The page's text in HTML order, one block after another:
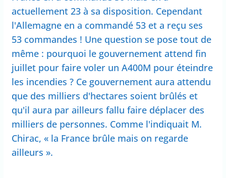
actuellement 23 à sa disposition. Cependant
l'Allemagne en a commandé 53 et a reçu ses
53 commandes ! Une question se pose tout de
même : pourquoi le gouvernement attend fin
juillet pour faire voler un A400M pour éteindre
les incendies ? Ce gouvernement aura attendu
que des milliers d'hectares soient brûlés et
qu'il aura par ailleurs fallu faire déplacer des
milliers de personnes. Comme l'indiquait M.
Chirac, « la France brûle mais on regarde
ailleurs ».